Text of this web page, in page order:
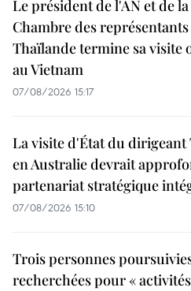
Le président de l'AN et de la
Chambre des
Thaïlande termine sa visite
au Vietnam
07/08/2026 15:17
La visite d'État du dirigeant
en Australie devrait
partenariat stratégique
07/08/2026 15:10
Trois personnes
recherchées pour «